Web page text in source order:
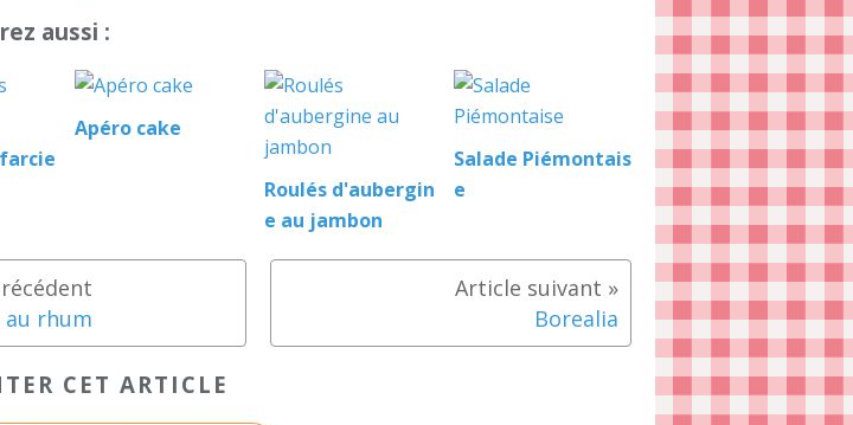
aussi :
Apéro cake
Roulés d'aubergin
e au jambon
Salade Piémontais
e
au rhum Borealia
CET ARTICLE